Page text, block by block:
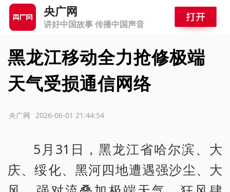
央广网
讲好中国故事 传播中国声音
黑龙江移动全力抢修极端
天气受损通信网络
2026-06-01 21:44:54
央广网
5月31日，黑龙江省哈尔滨、大
庆、绥化、黑河四地遭遇强沙尘、大